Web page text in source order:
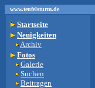
www.teufelsturm.de
Startseite
Neuigkeiten
Archiv
Fotos
Galerie
Suchen
Beitragen